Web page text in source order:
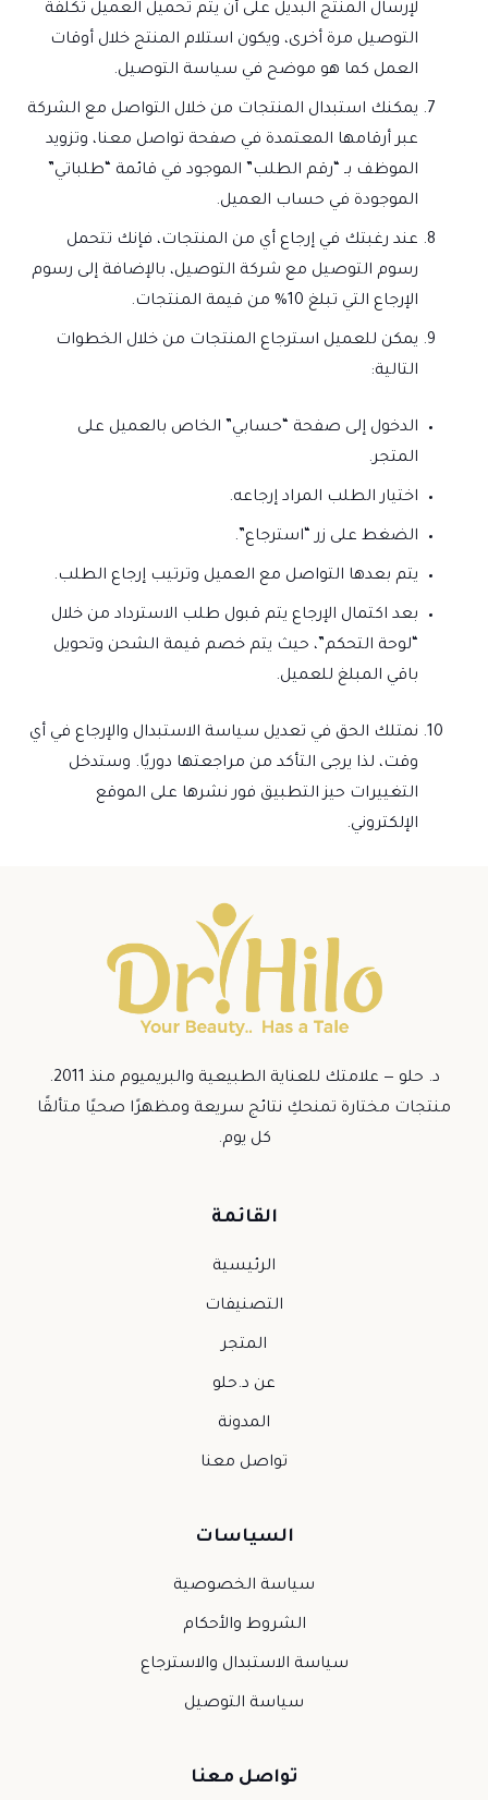
لإرسال المنتج البديل على أن يتم تحميل العميل تكلفة
التوصيل مرة أخرى، ويكون استلام المنتج خلال أوقات
العمل كما هو موضح في سياسة التوصيل.
يمكنك استبدال المنتجات من خلال التواصل مع الشركة
عبر أرقامها المعتمدة في صفحة تواصل معنا، وتزويد
الموظف بـ “رقم الطلب” الموجود في قائمة “طلباتي”
الموجودة في حساب العميل.
عند رغبتك في إرجاع أي من المنتجات، فإنك تتحمل
رسوم التوصيل مع شركة التوصيل، بالإضافة إلى رسوم
الإرجاع التي تبلغ 10% من قيمة المنتجات.
يمكن للعميل استرجاع المنتجات من خلال الخطوات
التالية:
الدخول إلى صفحة “حسابي” الخاص بالعميل على
المتجر.
اختيار الطلب المراد إرجاعه.
الضغط على زر “استرجاع”.
يتم بعدها التواصل مع العميل وترتيب إرجاع الطلب.
بعد اكتمال الإرجاع يتم قبول طلب الاسترداد من خلال
“لوحة التحكم”، حيث يتم خصم قيمة الشحن وتحويل
باقي المبلغ للعميل.
نمتلك الحق في تعديل سياسة الاستبدال والإرجاع في أي
وقت، لذا يرجى التأكد من مراجعتها دوريًا. وستدخل
التغييرات حيز التطبيق فور نشرها على الموقع
الإلكتروني.
د. حلو — علامتك للعناية الطبيعية والبريميوم منذ 2011.
منتجات مختارة تمنحكِ نتائج سريعة ومظهرًا صحيًا متألقًا
كل يوم.
القائمة
الرئيسية
التصنيفات
المتجر
عن د.حلو
المدونة
تواصل معنا
السياسات
سياسة الخصوصية
الشروط والأحكام
سياسة الاستبدال والاسترجاع
سياسة التوصيل
تواصل معنا